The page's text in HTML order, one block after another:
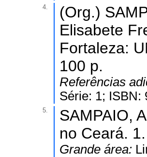
4.
(Org.)
Elisabete
Fortaleza:
100 p.
Referências
Série: 1; ISBN:
5.
SAMPAIO,
no Ceará.
Grande área: